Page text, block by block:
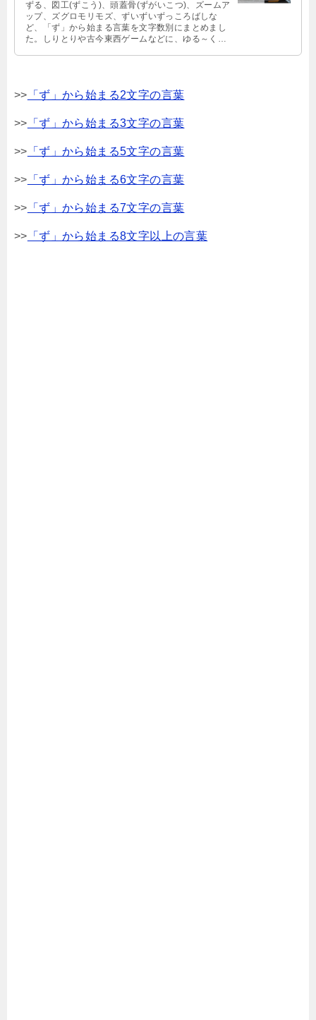
ずる、図工(ずこう)、頭蓋骨(ずがいこつ)、ズームア
ップ、ズグロモリモズ、ずいずいずっころばしな
ど、「ず」から始まる言葉を文字数別にまとめまし
た。しりとりや古今東西ゲームなどに、ゆる～くご
>> 「ず」から始まる2文字の言葉
>> 「ず」から始まる3文字の言葉
>> 「ず」から始まる5文字の言葉
>> 「ず」から始まる6文字の言葉
>> 「ず」から始まる7文字の言葉
>> 「ず」から始まる8文字以上の言葉